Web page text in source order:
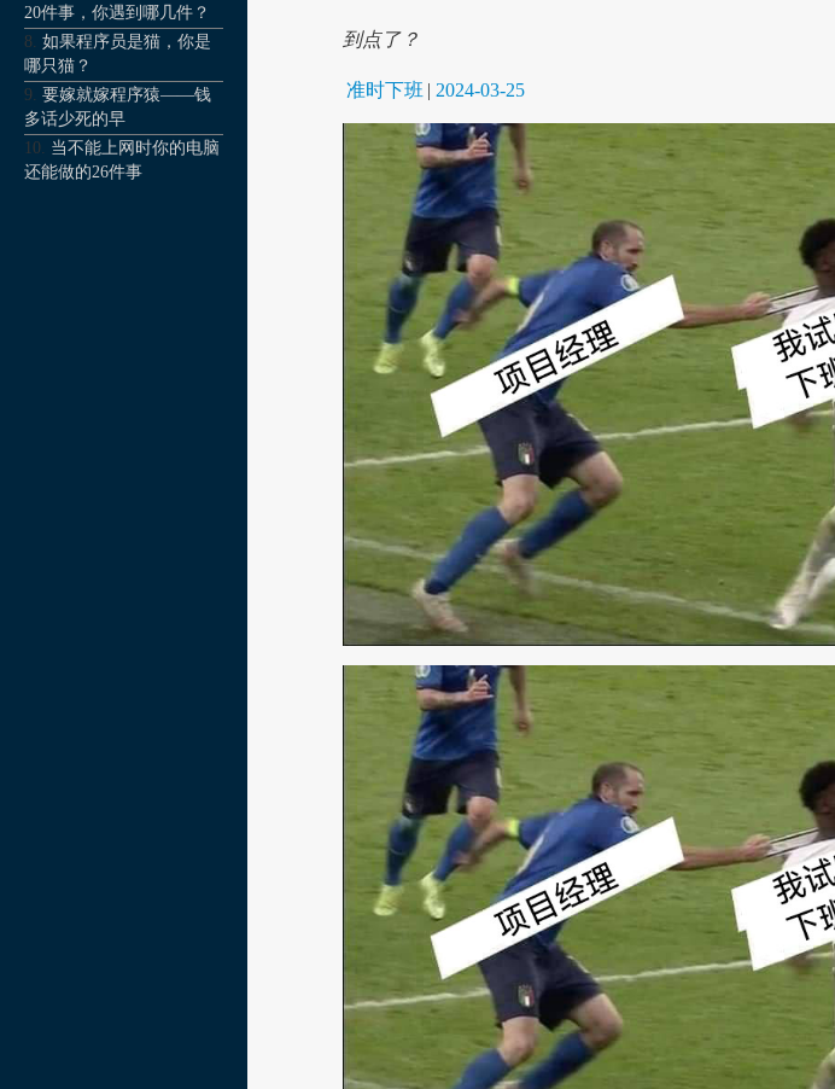
20件事，你遇到哪几件？
如果程序员是猫，你是
哪只猫？
要嫁就嫁程序猿——钱
多话少死的早
当不能上网时你的电脑
还能做的26件事
到点了？
准时下班 | 2024-03-25